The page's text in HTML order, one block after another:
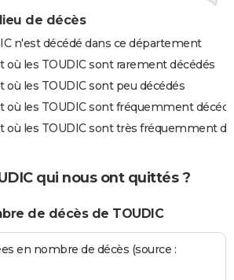
de décès
n'est décédé dans ce département
où les TOUDIC sont rarement décédés
les TOUDIC sont peu décédés
où les TOUDIC sont fréquemment
où les TOUDIC sont très fréquemment
qui nous ont quittés ?
de décès de TOUDIC
en nombre de décès (source :